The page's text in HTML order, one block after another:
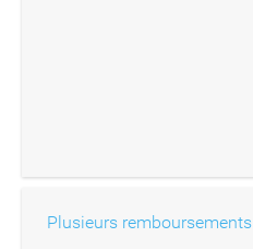
Plusieurs remboursements